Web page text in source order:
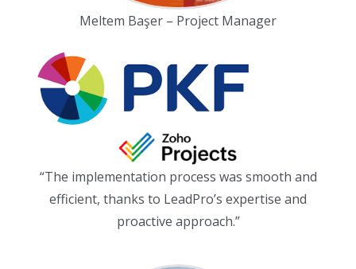
Meltem Başer – Project Manager
“The implementation process was smooth and
efficient, thanks to LeadPro’s expertise and
proactive approach.”